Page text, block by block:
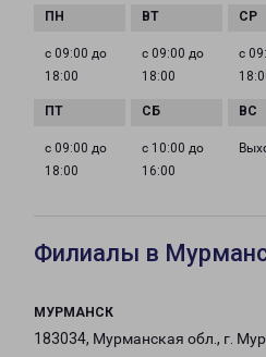
с 09:00 до
18:00
с 09:00 до
18:00
с
с 09:00 до
18:00
с 10:00 до
16:00
Филиалы в
МУРМАНСК
183034, Мурманская обл., г.